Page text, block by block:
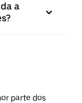
a
parte dos